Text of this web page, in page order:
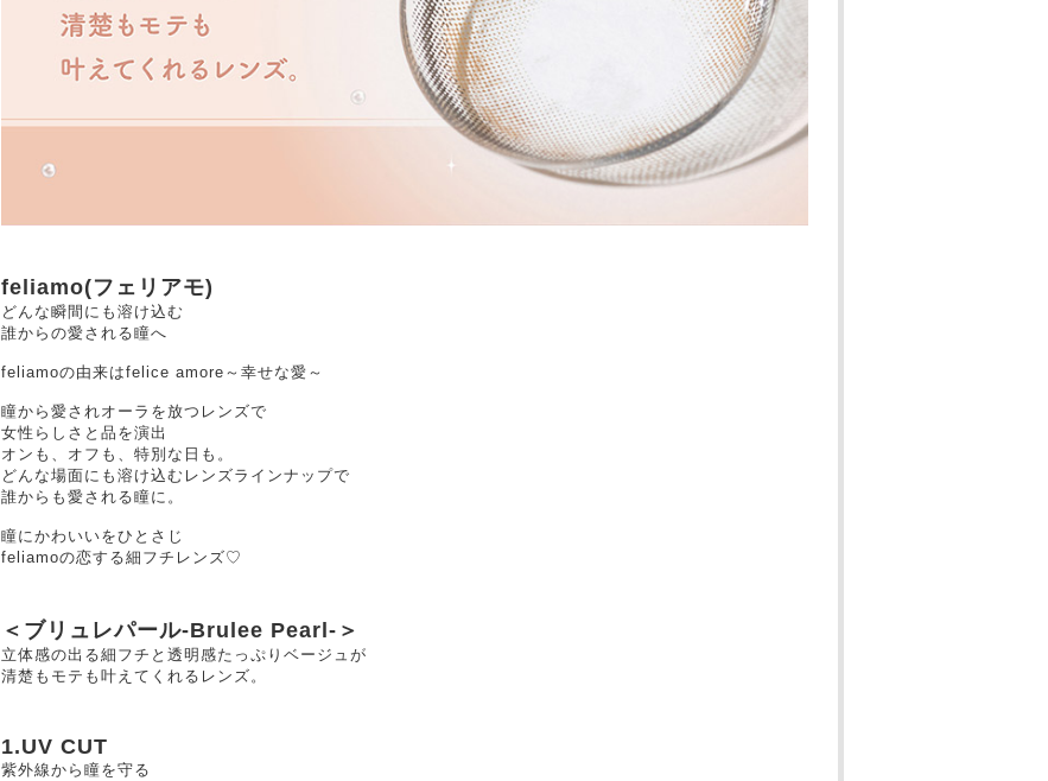
feliamo(フェリアモ)
どんな瞬間にも溶け込む
誰からの愛される瞳へ
feliamoの由来はfelice amore～幸せな愛～
瞳から愛されオーラを放つレンズで
女性らしさと品を演出
オンも、オフも、特別な日も。
どんな場面にも溶け込むレンズラインナップで
誰からも愛される瞳に。
瞳にかわいいをひとさじ
feliamoの恋する細フチレンズ♡
＜ブリュレパール-Brulee Pearl-＞
立体感の出る細フチと透明感たっぷりベージュが
清楚もモテも叶えてくれるレンズ。
1.UV CUT
紫外線から瞳を守る